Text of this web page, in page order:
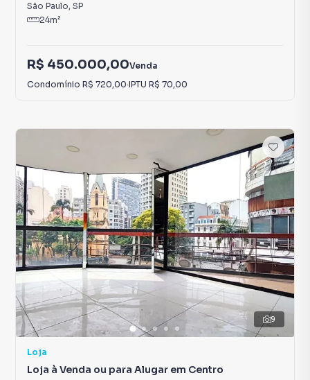
São Paulo, SP
24m²
R$ 450.000,00Venda
Condomínio R$ 720,00·IPTU R$ 70,00
9
Loja
Loja à Venda ou para Alugar em Centro